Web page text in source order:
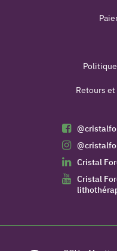
Retours
Cristal
Cristal